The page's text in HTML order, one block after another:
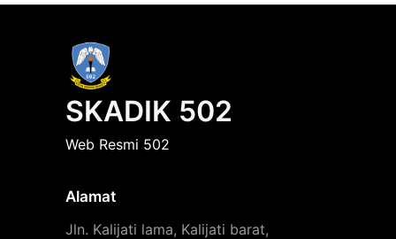
SKADIK 502
Web Resmi 502
Alamat
Jln. Kalijati lama, Kalijati barat,